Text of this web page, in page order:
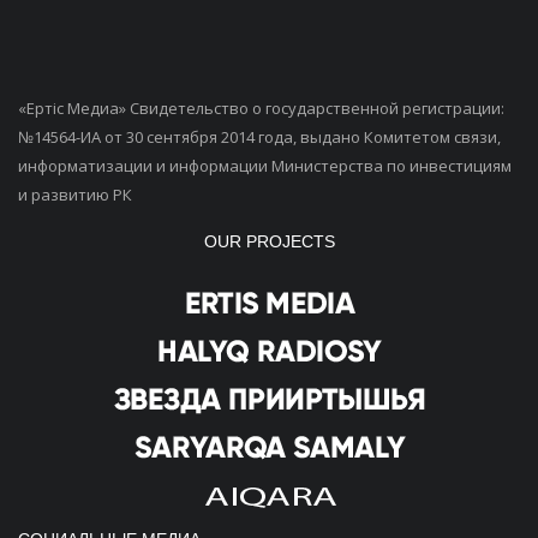
«Ертiс Медиа» Свидетельство о государственной регистрации:
№14564-ИА от 30 сентября 2014 года, выдано Комитетом связи,
информатизации и информации Министерства по инвестициям
и развитию РК
OUR PROJECTS